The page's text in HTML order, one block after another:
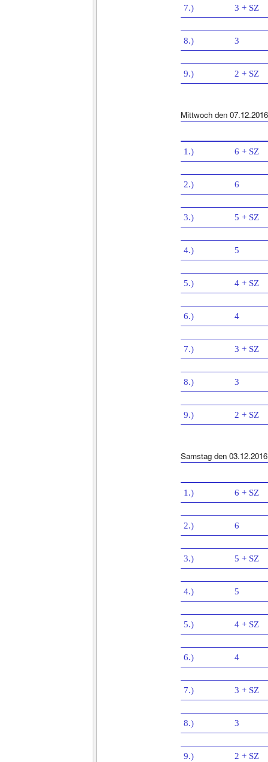
7.) 3 + SZ
8.) 3
9.) 2 + SZ
Mittwoch den 07.12.2016
1.) 6 + SZ
2.) 6
3.) 5 + SZ
4.) 5
5.) 4 + SZ
6.) 4
7.) 3 + SZ
8.) 3
9.) 2 + SZ
Samstag den 03.12.2016
1.) 6 + SZ
2.) 6
3.) 5 + SZ
4.) 5
5.) 4 + SZ
6.) 4
7.) 3 + SZ
8.) 3
9.) 2 + SZ